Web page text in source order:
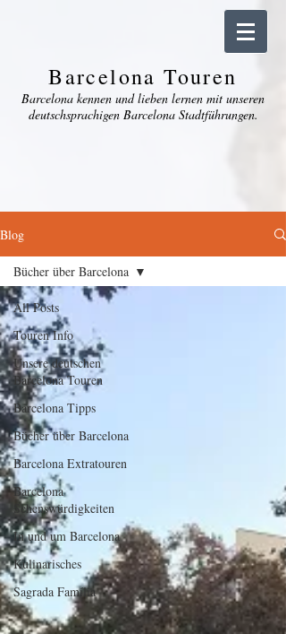
Barcelona Touren
Barcelona kennen und lieben lernen mit unseren
deutschsprachigen Barcelona Stadtführungen.
Blog
All Posts
Touren Info
Unsere deutschen
Barcelona Touren
Barcelona Tipps
Bücher über Barcelona
Barcelona Extratouren
Barcelona
Sehenswürdigkeiten
In und um Barcelona
Kulinarisches
Sagrada Família
Bücher über Barcelona